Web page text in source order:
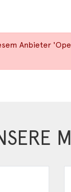
Anbieter